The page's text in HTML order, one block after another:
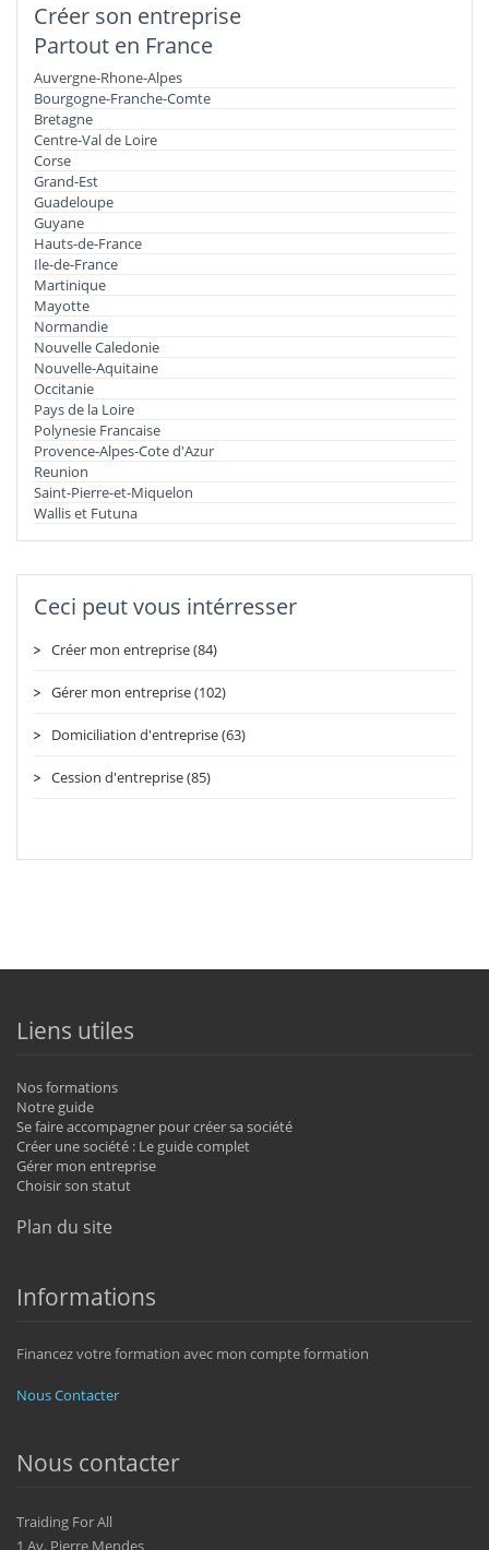
Créer son entreprise
Partout en France
Auvergne-Rhone-Alpes
Bourgogne-Franche-Comte
Bretagne
Centre-Val de Loire
Corse
Grand-Est
Guadeloupe
Guyane
Hauts-de-France
Ile-de-France
Martinique
Mayotte
Normandie
Nouvelle Caledonie
Nouvelle-Aquitaine
Occitanie
Pays de la Loire
Polynesie Francaise
Provence-Alpes-Cote d'Azur
Reunion
Saint-Pierre-et-Miquelon
Wallis et Futuna
Ceci peut vous intérresser
Créer mon entreprise (84)
Gérer mon entreprise (102)
Domiciliation d'entreprise (63)
Cession d'entreprise (85)
Liens utiles
Nos formations
Notre guide
Se faire accompagner pour créer sa société
Créer une société : Le guide complet
Gérer mon entreprise
Choisir son statut
Plan du site
Informations
Financez votre formation avec mon compte formation
Nous Contacter
Nous contacter
Traiding For All
1 Av. Pierre Mendes